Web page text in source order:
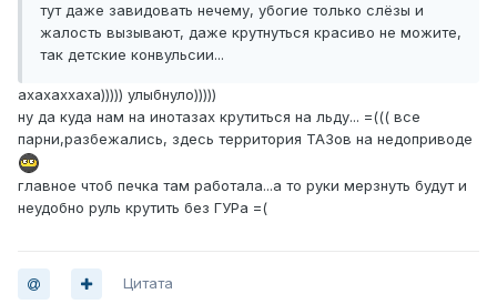
тут даже завидовать нечему, убогие только слёзы и
жалость вызывают, даже крутнуться красиво не можите,
так детские конвульсии...
ахахаххаха))))) улыбнуло)))))
ну да куда нам на инотазах крутиться на льду... =((( все
парни,разбежались, здесь территория ТАЗов на недоприводе
главное чтоб печка там работала...а то руки мерзнуть будут и
неудобно руль крутить без ГУРа =(
Цитата